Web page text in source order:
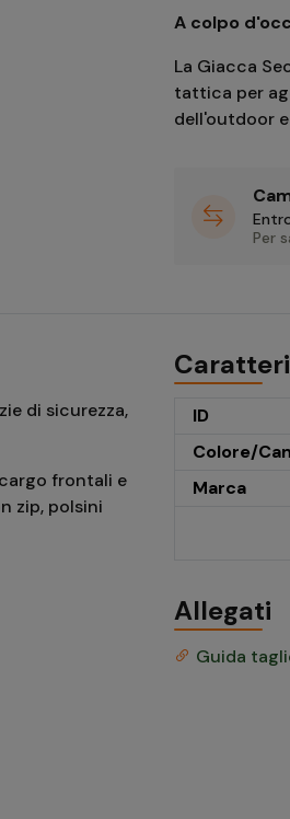
A colpo
La Giacca
tattica per
dell'outdoor
Per
di sicurezza,
frontali e
zip, polsini
ID
Colore/
Marca
Allegati
Guida